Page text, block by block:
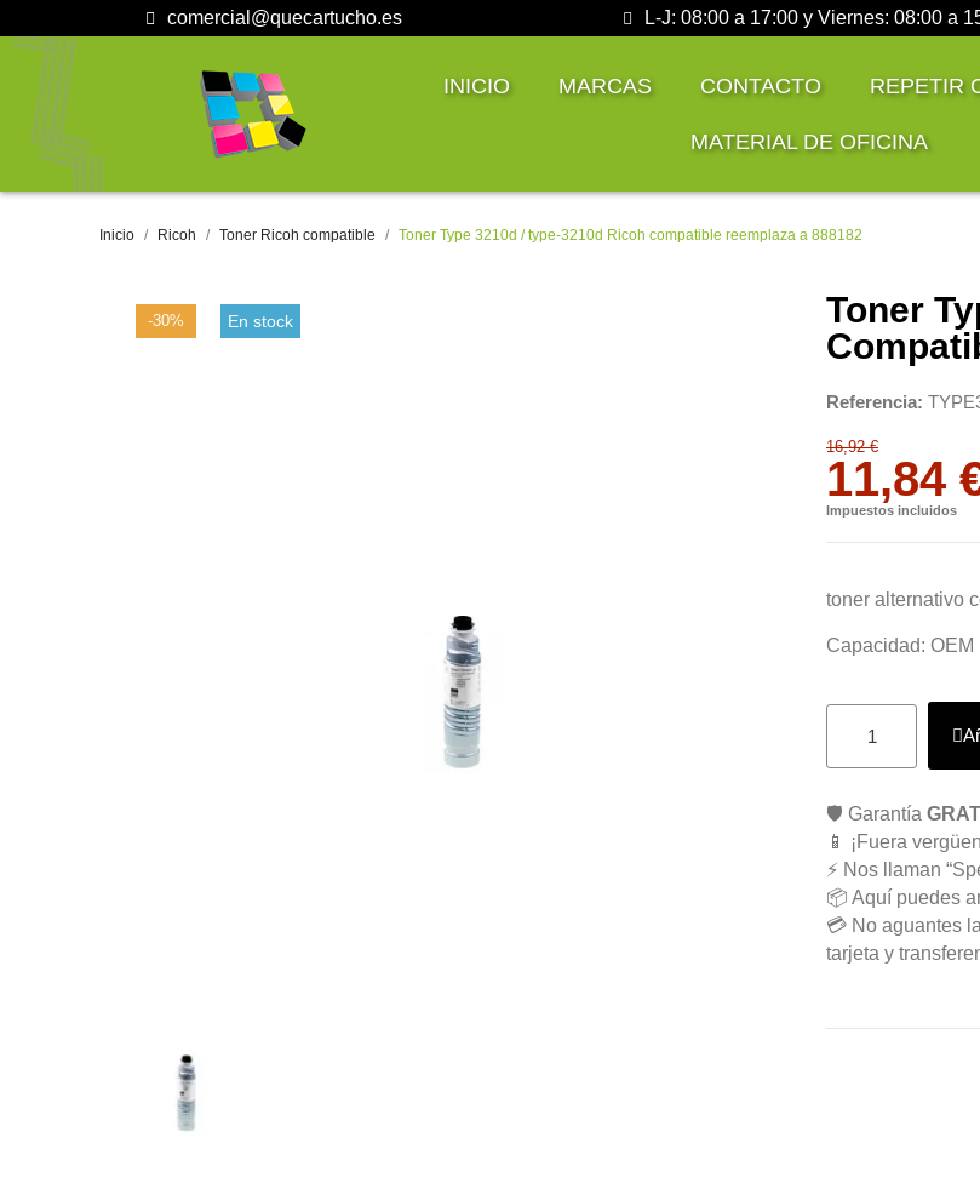
comercial@quecartucho.es L-J: 08:00 a 17:00 y Viernes: 08:00 a
INICIO MARCAS CONTACTO REPETIR
MATERIAL DE OFICINA
Inicio Ricoh Toner Ricoh compatible Toner Type 3210d / type-3210d Ricoh compatible reemplaza a 888182
-30% En stock
Toner
Referencia
16,92 €
11,84
Impuestos incluidos
toner alternativo
Capacidad: OEM
🛡️ Garantía
📱 ¡Fuera
⚡ Nos llaman
📦 Aquí puedes
💳 No aguantes
tarjeta y